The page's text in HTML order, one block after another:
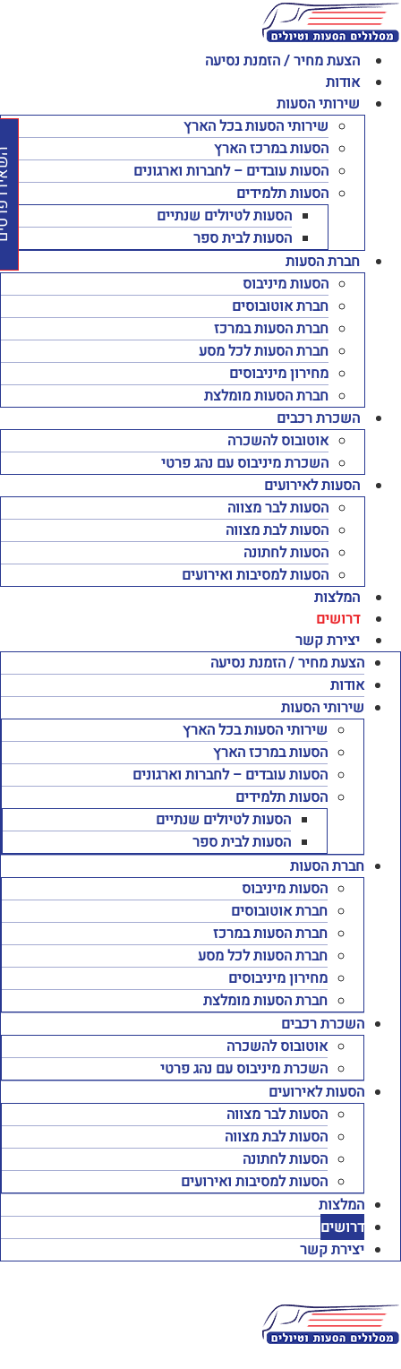
הצעת מחיר / הזמנת נסיעה
אודות
שירותי הסעות
שירותי הסעות בכל הארץ
הסעות במרכז הארץ
הסעות עובדים – לחברות וארגונים
הסעות תלמידים
הסעות לטיולים שנתיים
הסעות לבית ספר
חברת הסעות
הסעות מיניבוס
חברת אוטובוסים
חברת הסעות במרכז
חברת הסעות לכל מסע
מחירון מיניבוסים
חברת הסעות מומלצת
השכרת רכבים
אוטובוס להשכרה
השכרת מיניבוס עם נהג פרטי
הסעות לאירועים
הסעות לבר מצווה
הסעות לבת מצווה
הסעות לחתונה
הסעות למסיבות ואירועים
המלצות
דרושים
יצירת קשר
הצעת מחיר / הזמנת נסיעה
אודות
שירותי הסעות
שירותי הסעות בכל הארץ
הסעות במרכז הארץ
הסעות עובדים – לחברות וארגונים
הסעות תלמידים
הסעות לטיולים שנתיים
הסעות לבית ספר
חברת הסעות
הסעות מיניבוס
חברת אוטובוסים
חברת הסעות במרכז
חברת הסעות לכל מסע
מחירון מיניבוסים
חברת הסעות מומלצת
השכרת רכבים
אוטובוס להשכרה
השכרת מיניבוס עם נהג פרטי
הסעות לאירועים
הסעות לבר מצווה
הסעות לבת מצווה
הסעות לחתונה
הסעות למסיבות ואירועים
המלצות
דרושים
יצירת קשר